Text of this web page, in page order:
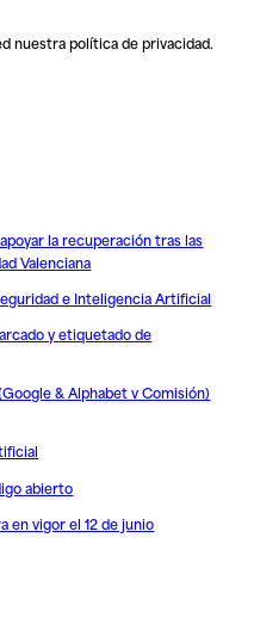
nuestrapolítica de privacidad.
la recuperación tras las
Valenciana
e Inteligencia Artificial
y etiquetado de
& Alphabet v Comisión)
abierto
en vigor el 12 de junio